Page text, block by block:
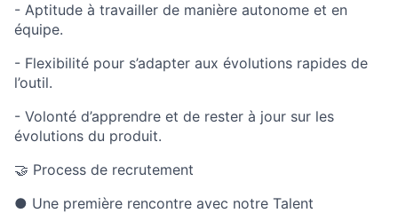
- Aptitude à travailler de manière autonome et en
équipe.
- Flexibilité pour s’adapter aux évolutions rapides de
l’outil.
- Volonté d’apprendre et de rester à jour sur les
évolutions du produit.
🤝 Process de recrutement
● Une première rencontre avec notre Talent